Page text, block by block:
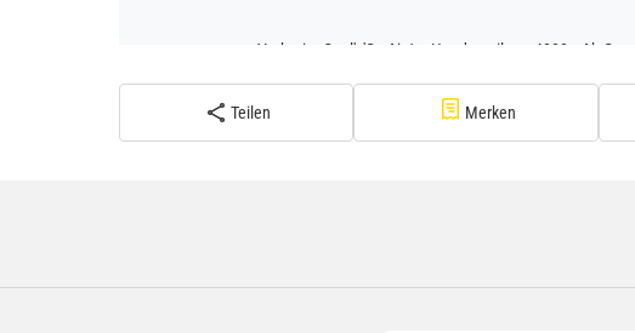
Verbatim Cool'n'Go AirJet Handventilator 4000mAh Grau
22,95 €
inkl. 19% USt. zzgl.
(Gefahrgut UN3480 Versand gem.
ADR)
Teilen Merken